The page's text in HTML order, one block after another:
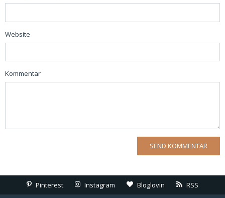
Website
Kommentar
Pinterest Instagram Bloglovin RSS